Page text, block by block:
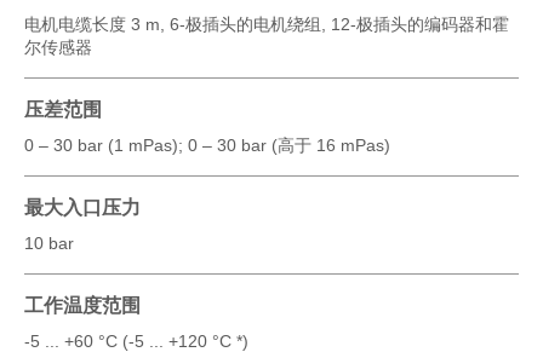
电机电缆长度 3 m, 6-极插头的电机绕组, 12-极插头的编码器和霍
尔传感器
压差范围
0 – 30 bar (1 mPas); 0 – 30 bar (高于 16 mPas)
最大入口压力
10 bar
工作温度范围
-5 ... +60 °C (-5 ... +120 °C *)